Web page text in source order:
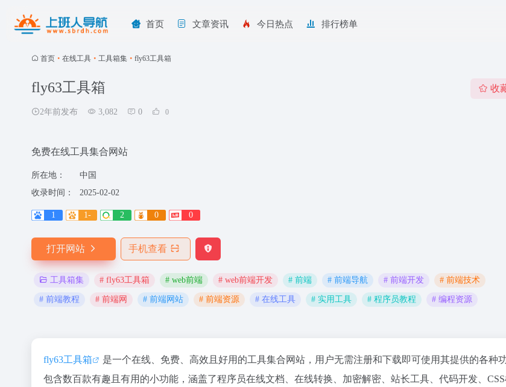
首页 文章资讯 今日热点 排行榜单
首页 • 在线工具 • 工具箱集 • fly63工具箱
fly63工具箱
2年前发布 3,082 0 0
收
免费在线工具集合网站
所在地：
中国
收录时间：
2025-02-02
1 1- 2 0 0
打开网站 手机查看
工具箱集 # fly63工具箱 # web前端 # web前端开发 # 前端 # 前端导航 # 前端开发 # 前端技术
# 前端教程 # 前端网 # 前端网站 # 前端资源 # 在线工具 # 实用工具 # 程序员教程 # 编程资源
fly63工具箱
是一个在线、免费、高效且好用的工具集合网站，用户无需注册和下载即可使用其提供的各种
包含数百款有趣且有用的小功能，涵盖了程序员在线文档、在线转换、加密解密、站长工具、代码开发、